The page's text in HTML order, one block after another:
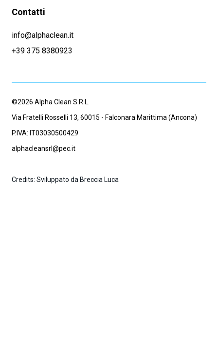
Contatti
info@alphaclean.it
+39 375 8380923
©2026 Alpha Clean S.R.L.
Via Fratelli Rosselli 13, 60015 - Falconara Marittima (Ancona)
P.IVA: IT03030500429
alphacleansrl@pec.it
Credits: Sviluppato da Breccia Luca